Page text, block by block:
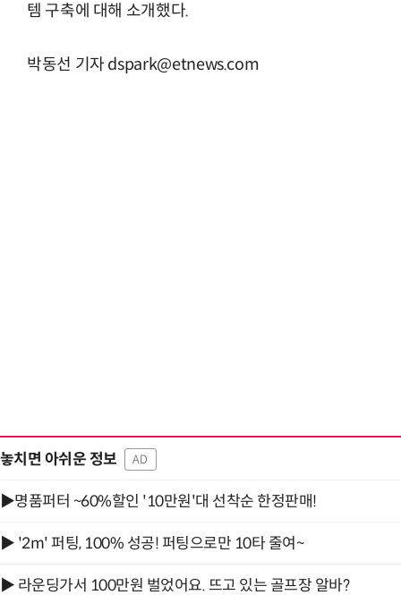
템 구축에 대해 소개했다.
박동선 기자 dspark@etnews.com
놓치면 아쉬운 정보 AD
▶명품퍼터 ~60%할인 '10만원'대 선착순 한정판매!
▶ '2m' 퍼팅, 100% 성공! 퍼팅으로만 10타 줄여~
▶ 라운딩가서 100만원 벌었어요. 뜨고 있는 골프장 알바?